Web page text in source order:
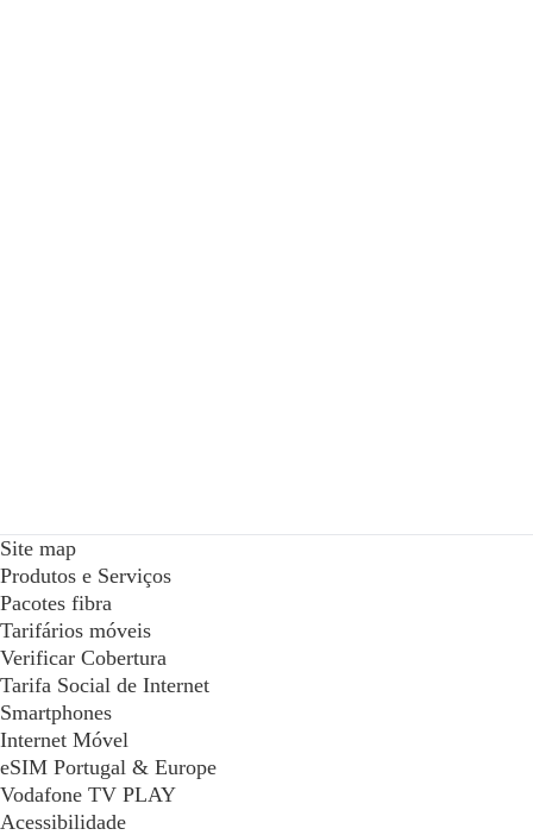
Site map
Produtos e Serviços
Pacotes fibra
Tarifários móveis
Verificar Cobertura
Tarifa Social de Internet
Smartphones
Internet Móvel
eSIM Portugal & Europe
Vodafone TV PLAY
Acessibilidade